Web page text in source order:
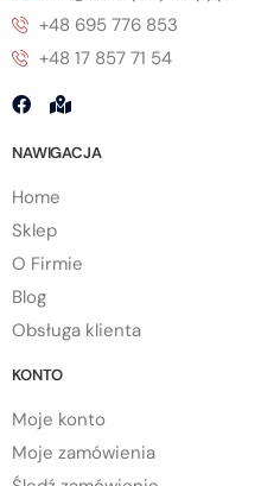
+48 695 776 853
+48 17 857 71 54
NAWIGACJA
Home
Sklep
O Firmie
Blog
Obsługa klienta
KONTO
Moje konto
Moje zamówienia